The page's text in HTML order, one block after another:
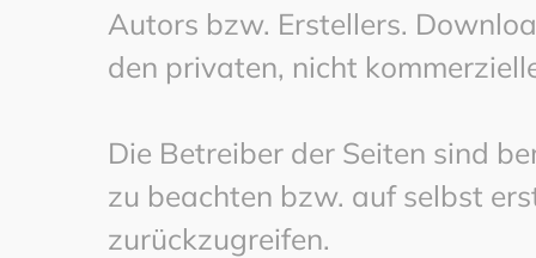
Autors bzw. Erstellers.
den privaten, nicht
Die Betreiber der Seiten sind
zu beachten bzw. auf selbst
zurückzugreifen.